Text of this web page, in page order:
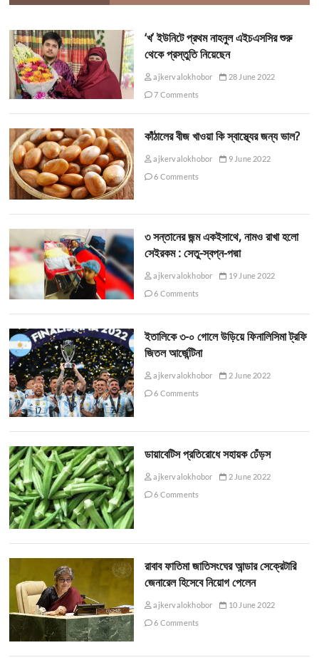
‘খ’ ইউনিটে প্রথম নাহনুল এইচএসসির শুরু
থেকে প্রস্তুতি নিয়েছেন
ajkervalokhobor
28 June 2022
7 Comments
কাঁঠালের বীজ খাওয়া কি স্বাস্থ্যের জন্য ভাল?
ajkervalokhobor
9 June 2022
6 Comments
৩ সন্তানের জন্ম একইসাথে, নামও রাখা হলো
সেইরকম : সেতু-স্বপ্ন-পদ্মা
ajkervalokhobor
19 June 2022
6 Comments
ইতালিকে ৩-০ গোলে উড়িয়ে ফিনালিসিমা ট্রফি
জিতল আর্জেন্টিনা
ajkervalokhobor
2 June 2022
6 Comments
ডায়াবেটিস প্রতিরোধে সহায়ক ঢেঁড়স
ajkervalokhobor
2 June 2022
6 Comments
রাবাব ফাতিমা জাতিসংঘের আন্ডার সেক্রেটারি
জেনারেল হিসেবে নিয়োগ পেলেন
ajkervalokhobor
10 June 2022
6 Comments